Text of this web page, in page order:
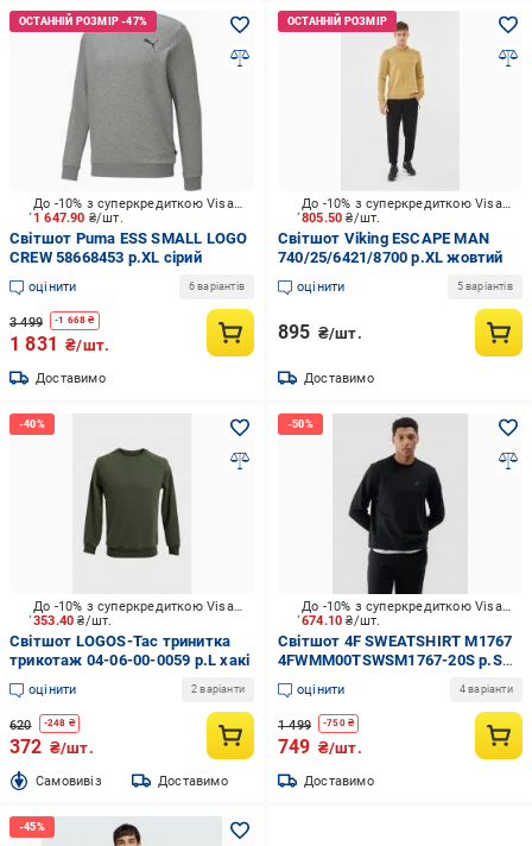
1 647.90 ₴/шт.
До -10% з суперкредиткою Visa Вигода
Світшот Puma ESS SMALL LOGO
CREW 58668453 р.XL сірий
оцінити 6 варіантів
3 499 -1 668 ₴
1 831 ₴/шт.
Доставимо
805.50₴/шт.
До -10% з суперкредиткою Visa Вигода
Світшот Viking ESCAPE MAN
740/25/6421/8700 р.XL жовтий
оцінити 5 варіантів
895 ₴/шт.
Доставимо
353.40₴/шт.
До -10% з суперкредиткою Visa Вигода
Світшот LOGOS-Tac тринитка
трикотаж 04-06-00-0059 р.L хакі
оцінити 2 варіанти
620 -248 ₴
372 ₴/шт.
Cамовивіз Доставимо
674.10₴/шт.
До -10% з суперкредиткою Visa Вигода
Світшот 4F SWEATSHIRT M1767
4FWMM00TSWSM1767-20S р.S
чорний
оцінити 4 варіанти
1 499 -750₴
749 ₴/шт.
Доставимо